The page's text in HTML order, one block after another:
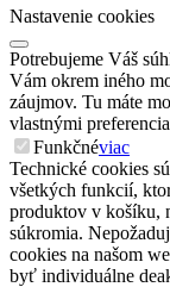
Nastavenie cookies
Potrebujeme Váš
Vám okrem iného
záujmov. Tu máte
vlastnými
Funkčnéviac
Technické cookies
všetkých funkcií,
produktov v košíku,
súkromia.
cookies na našom
byť individuálne